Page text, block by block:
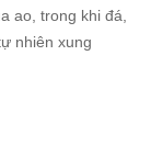
ao, trong khi đá,
nhiên xung